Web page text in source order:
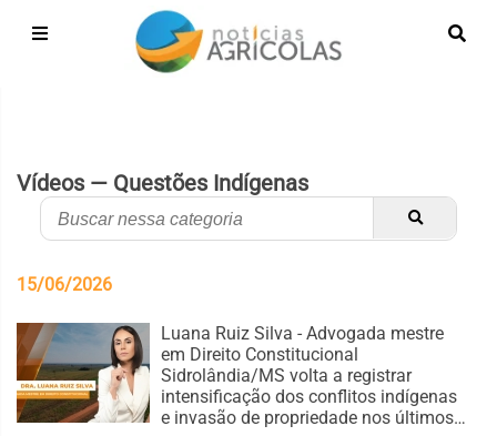
Vídeos — Questões Indígenas
15/06/2026
Luana Ruiz Silva - Advogada mestre
em Direito Constitucional
Sidrolândia/MS volta a registrar
intensificação dos conflitos indígenas
e invasão de propriedade nos últimos